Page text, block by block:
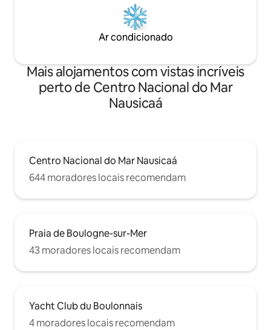
Ar condicionado
Mais alojamentos com vistas incríveis
perto de Centro Nacional do Mar
Nausicaá
Centro Nacional do Mar Nausicaá
644 moradores locais recomendam
Praia de Boulogne-sur-Mer
43 moradores locais recomendam
Yacht Club du Boulonnais
4 moradores locais recomendam